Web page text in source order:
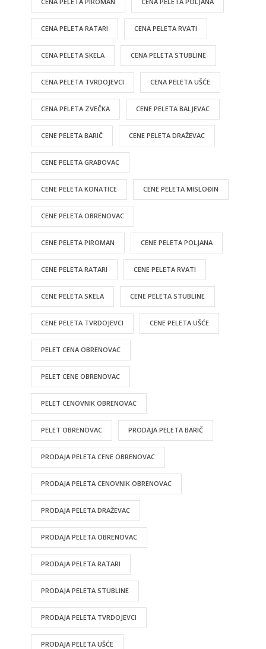
CENA PELETA RATARI CENA PELETA RVATI
CENA PELETA SKELA CENA PELETA STUBLINE
CENA PELETA TVRDOJEVCI CENA PELETA UŠĆE
CENA PELETA ZVEČKA CENE PELETA BALJEVAC
CENE PELETA BARIČ CENE PELETA DRAŽEVAC
CENE PELETA GRABOVAC
CENE PELETA KONATICE CENE PELETA MISLOĐIN
CENE PELETA OBRENOVAC
CENE PELETA PIROMAN CENE PELETA POLJANA
CENE PELETA RATARI CENE PELETA RVATI
CENE PELETA SKELA CENE PELETA STUBLINE
CENE PELETA TVRDOJEVCI CENE PELETA UŠĆE
PELET CENA OBRENOVAC
PELET CENE OBRENOVAC
PELET CENOVNIK OBRENOVAC
PELET OBRENOVAC PRODAJA PELETA BARIČ
PRODAJA PELETA CENE OBRENOVAC
PRODAJA PELETA CENOVNIK OBRENOVAC
PRODAJA PELETA DRAŽEVAC
PRODAJA PELETA OBRENOVAC
PRODAJA PELETA RATARI
PRODAJA PELETA STUBLINE
PRODAJA PELETA TVRDOJEVCI
PRODAJA PELETA UŠĆE